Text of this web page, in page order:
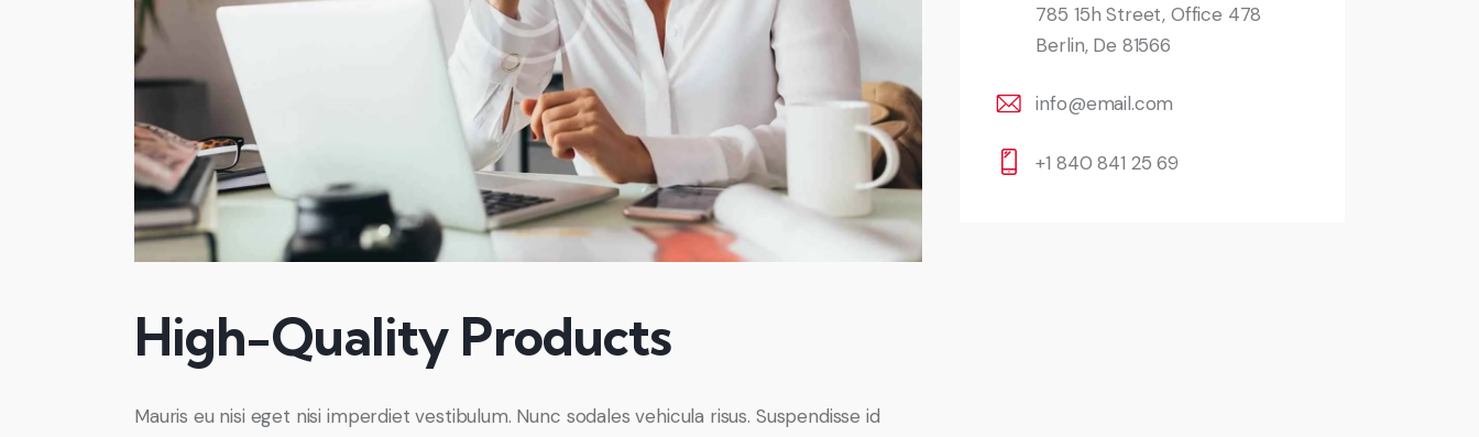
High-Quality Products
Mauris eu nisi eget nisi imperdiet vestibulum. Nunc sodales vehicula risus. Suspendisse id
785 15h Street, Office 478
Berlin, De 81566
info@email.com
+1 840 841 25 69